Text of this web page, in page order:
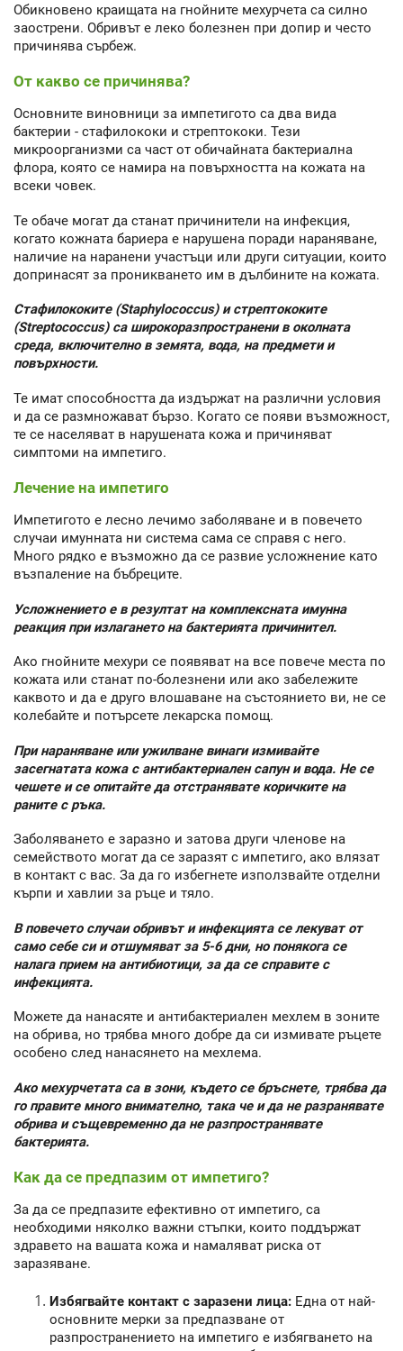
Обикновено краищата на гнойните мехурчета са силно
заострени. Обривът е леко болезнен при допир и често
причинява сърбеж.
От какво се причинява?
Основните виновници за импетигото са два вида
бактерии - стафилококи и стрептококи. Тези
микроорганизми са част от обичайната бактериална
флора, която се намира на повърхността на кожата на
всеки човек.
Те обаче могат да станат причинители на инфекция,
когато кожната бариера е нарушена поради нараняване,
наличие на наранени участъци или други ситуации, които
допринасят за проникването им в дълбините на кожата.
Стафилококите (Staphylococcus) и стрептококите
(Streptococcus) са широкоразпространени в околната
среда, включително в земята, вода, на предмети и
повърхности.
Те имат способността да издържат на различни условия
и да се размножават бързо. Когато се появи възможност,
те се населяват в нарушената кожа и причиняват
симптоми на импетиго.
Лечение на импетиго
Импетигото е лесно лечимо заболяване и в повечето
случаи имунната ни система сама се справя с него.
Много рядко е възможно да се развие усложнение като
възпаление на бъбреците.
Усложнението е в резултат на комплексната имунна
реакция при излагането на бактерията причинител.
Ако гнойните мехури се появяват на все повече места по
кожата или станат по-болезнени или ако забележите
каквото и да е друго влошаване на състоянието ви, не се
колебайте и потърсете лекарска помощ.
При нараняване или ужилване винаги измивайте
засегнатата кожа с антибактериален сапун и вода. Не се
чешете и се опитайте да отстранявате коричките на
раните с ръка.
Заболяването е заразно и затова други членове на
семейството могат да се заразят с импетиго, ако влязат
в контакт с вас. За да го избегнете използвайте отделни
кърпи и хавлии за ръце и тяло.
В повечето случаи обривът и инфекцията се лекуват от
само себе си и отшумяват за 5-6 дни, но понякога се
налага прием на антибиотици, за да се справите с
инфекцията.
Можете да нанасяте и антибактериален мехлем в зоните
на обрива, но трябва много добре да си измивате ръцете
особено след нанасянето на мехлема.
Ако мехурчетата са в зони, където се бръснете, трябва да
го правите много внимателно, така че и да не разранявате
обрива и същевременно да не разпространявате
бактерията.
Как да се предпазим от импетиго?
За да се предпазите ефективно от импетиго, са
необходими няколко важни стъпки, които поддържат
здравето на вашата кожа и намаляват риска от
заразяване.
Избягвайте контакт с заразени лица: Една от най-
основните мерки за предпазване от
разпространението на импетиго е избягването на